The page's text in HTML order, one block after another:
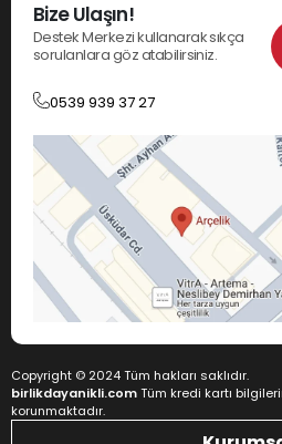
Bize Ulaşın!
Destek Merkezi kullanarak sıkça
sorulanlara göz atabilirsiniz.
0539 939 37 27
Copyright © 2024 Tüm hakları saklıdır.
birlikdayanikli.comTüm kredi kartı
korunmaktadır.